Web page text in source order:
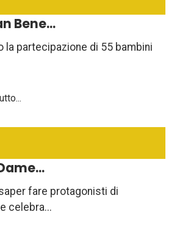
Bene...
la partecipazione di 55 bambini
fare protagonisti di
celebra...